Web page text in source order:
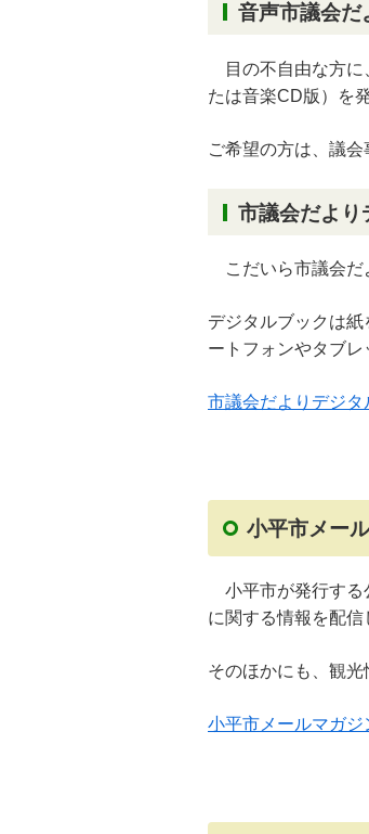
音声市議会だ
目の不自由な方に
たは音楽CD版）を
ご希望の方は、議
市議会だより
こだいら市議会だ
デジタルブックは
ートフォンやタブレ
市議会だよりデジタ
小平市メー
小平市が発行する
に関する情報を配信
そのほかにも、観光
小平市メールマガジ